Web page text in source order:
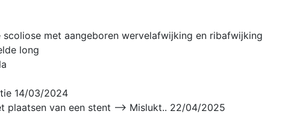
scoliose met aangeboren wervelafwijking en ribafwijking
long
14/03/2024
plaatsen van een stent —> Mislukt.. 22/04/2025